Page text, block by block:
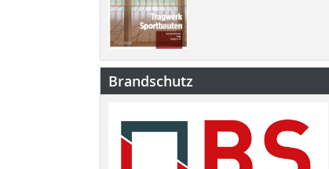
Brandschutz